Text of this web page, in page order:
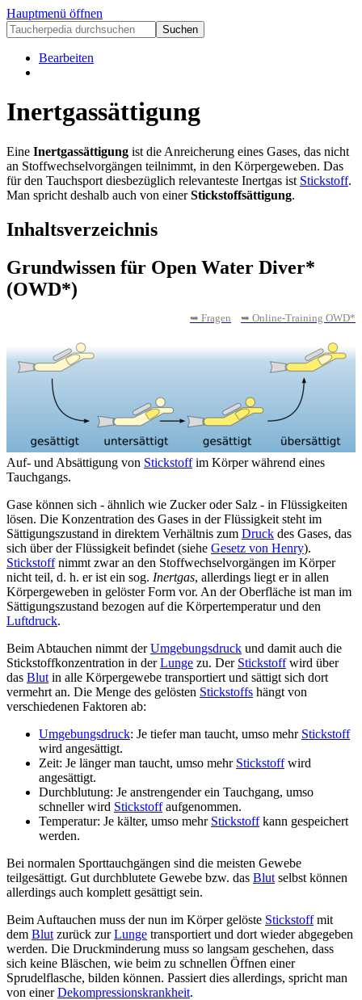
Hauptmenü öffnen
Bearbeiten
Inertgassättigung
Eine Inertgassättigung ist die Anreicherung eines Gases, das nicht
an Stoffwechselvorgängen teilnimmt, in den Körpergeweben. Das
für den Tauchsport diesbezüglich relevanteste Inertgas ist Stickstoff.
Man spricht deshalb auch von einerStickstoffsättigung.
Inhaltsverzeichnis
Grundwissen für Open Water Diver*
(OWD*)
➥ Fragen ➥ Online-Training OWD*
Auf- und Absättigung von Stickstoffim Körper während eines
Tauchgangs.
Gase können sich - ähnlich wie Zucker oder Salz - in Flüssigkeiten
lösen. Die Konzentration des Gases in der Flüssigkeit steht im
Sättigungszustand in direktem Verhältnis zum Druck des Gases, das
sich über der Flüssigkeit befindet (siehe Gesetz von Henry).
Stickstoffnimmt zwar an den Stoffwechselvorgängen im Körper
nicht teil, d. h. er ist ein sog. Inertgas, allerdings liegt er in allen
Körpergeweben in gelöster Form vor. An der Oberfläche ist man im
Sättigungszustand bezogen auf die Körpertemperatur und den
Luftdruck.
Beim Abtauchen nimmt derUmgebungsdruck und damit auch die
Stickstoffkonzentration in derLunge zu. Der Stickstoffwird über
das Blut in alle Körpergewebe transportiert und sättigt sich dort
vermehrt an. Die Menge des gelösten Stickstoffs hängt von
verschiedenen Faktoren ab:
Umgebungsdruck: Je tiefer man taucht, umso mehr Stickstoff
wird angesättigt.
Zeit: Je länger man taucht, umso mehr Stickstoffwird
angesättigt.
Durchblutung: Je anstrengender ein Tauchgang, umso
schneller wird Stickstoffaufgenommen.
Temperatur: Je kälter, umso mehr Stickstoffkann gespeichert
werden.
Bei normalen Sporttauchgängen sind die meisten Gewebe
teilgesättigt. Gut durchblutete Gewebe bzw. das Blut selbst können
allerdings auch komplett gesättigt sein.
Beim Auftauchen muss der nun im Körper gelöste Stickstoffmit
dem Blut zurück zurLunge transportiert und dort wieder abgegeben
werden. Die Druckminderung muss so langsam geschehen, dass
sich keine Bläschen, wie beim zu schnellen Öffnen einer
Sprudelflasche, bilden können. Passiert dies allerdings, spricht man
von einerDekompressionskrankheit.